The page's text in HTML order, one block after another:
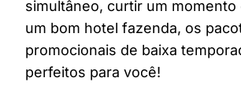
simultâneo, curtir um momento
um bom hotel fazenda, os
promocionais de baixa
perfeitos para você!